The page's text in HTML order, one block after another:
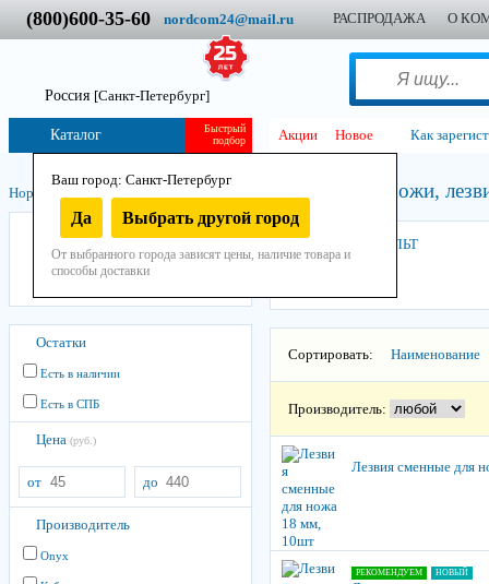
(800)600-35-60 nordcom24@mail.ru РАСПРОДАЖА О
Россия [Санкт-Петербург]
Ваш город: Санкт-Петербург
Да Выбрать другой город
От выбранного города зависят цены, наличие товара и
способы доставки
Быстрый
подбор
Каталог Акции Новое Как
Нордком Инструмент Ручной / Малярный и отделочный Ножи,
КОБАЛЬТ
ONYX
Остатки
Есть в наличии
Есть в СПБ
Цена (руб.)
от до
Производитель
Onyx
КОБАЛЬТ
Сортировать: Наименование
Производитель:
Лезвия сменные для
РЕКОМЕНДУЕМ НОВЫЙ